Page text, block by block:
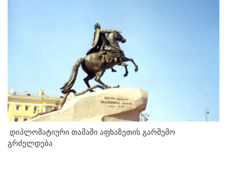
დიპლომატიური თამაში აფხაზეთის გარშემო
გრძელდება